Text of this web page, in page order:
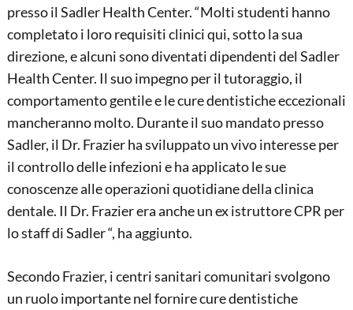
presso il Sadler Health Center. “Molti studenti hanno
completato i loro requisiti clinici qui, sotto la sua
direzione, e alcuni sono diventati dipendenti del Sadler
Health Center. Il suo impegno per il tutoraggio, il
comportamento gentile e le cure dentistiche eccezionali
mancheranno molto. Durante il suo mandato presso
Sadler, il Dr. Frazier ha sviluppato un vivo interesse per
il controllo delle infezioni e ha applicato le sue
conoscenze alle operazioni quotidiane della clinica
dentale. Il Dr. Frazier era anche un ex istruttore CPR per
lo staff di Sadler “, ha aggiunto.
Secondo Frazier, i centri sanitari comunitari svolgono
un ruolo importante nel fornire cure dentistiche